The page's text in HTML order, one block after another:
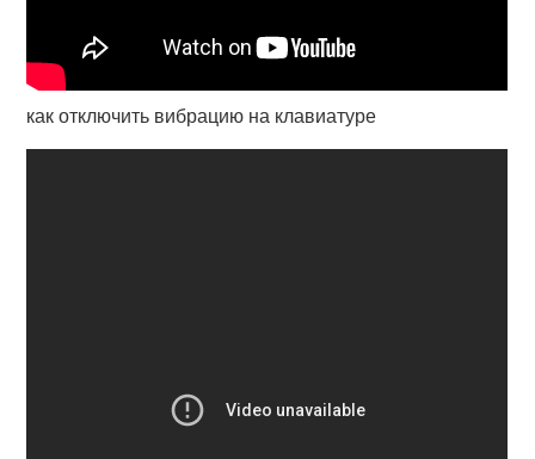
как отключить вибрацию на клавиатуре